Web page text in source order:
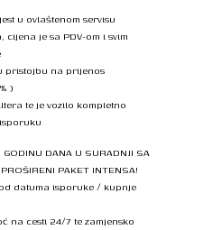
u ovlaštenom servisu
cijena je sa PDV-om i svim
pristojbu na prijenos
)
te je vozilo kompletno
DANA U SURADNJI SA
PAKET INTENSA!
datuma isporuke / kupnje
na cesti 24/7 te zamjensko